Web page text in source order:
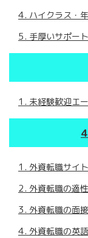
ハイクラス・
手厚いサポー
未経験歓迎エ
外資転職サイ
外資転職の適
外資転職の面
外資転職の英